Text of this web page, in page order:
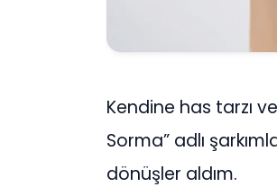
Kendine has tarzı
Sorma” adlı
dönüşler aldım.